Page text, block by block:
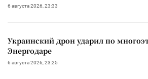
6 августа 2026, 23:33
Украинский дрон ударил по
Энергодаре
6 августа 2026, 23:25